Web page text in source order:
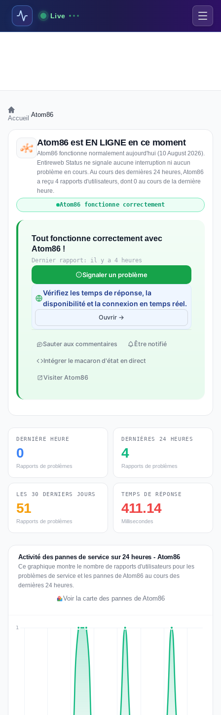
Live
Accueil Atom86
Atom86 est EN LIGNE en ce moment
Atom86 fonctionne normalement aujourd'hui (10 August 2026).
Entireweb Status ne signale aucune interruption ni aucun
problème en cours. Au cours des dernières 24 heures, Atom86
a reçu 4 rapports d'utilisateurs, dont 0 au cours de la dernière
heure.
Atom86 fonctionne correctement
Tout fonctionne correctement avec
Atom86 !
Dernier rapport: il y a 4 heures
Signaler un problème
Vérifiez les temps de réponse, la
disponibilité et la connexion en temps réel.
Ouvrir →
Sauter aux commentaires Être notifié
Intégrer le macaron d'état en direct
Visiter Atom86
DERNIÈRE HEURE
0
Rapports de problèmes
DERNIÈRES 24 HEURES
4
Rapports de problèmes
LES 30 DERNIERS JOURS
51
Rapports de problèmes
TEMPS DE RÉPONSE
411.14
Millisecondes
Activité des pannes de service sur 24 heures - Atom86
Ce graphique montre le nombre de rapports d'utilisateurs pour les
problèmes de service et les pannes de Atom86 au cours des
dernières 24 heures.
Voir la carte des pannes de Atom86